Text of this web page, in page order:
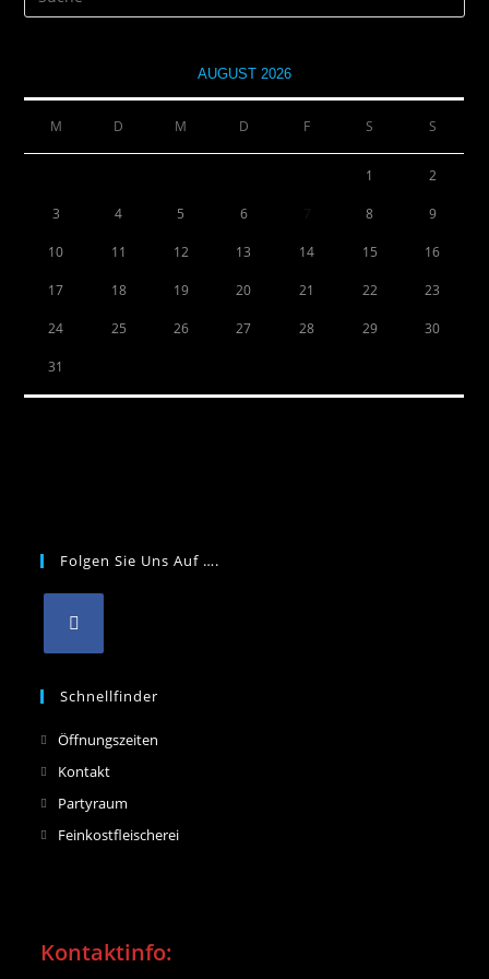
AUGUST 2026
M D M D F S S
1 2
3 4 5 6 8 9
10 11 12 13 14 15 16
17 18 19 20 21 22 23
24 25 26 27 28 29 30
31
Folgen Sie Uns Auf ….
Schnellfinder
Öffnungszeiten
tab
KontaktOpens
in
a
Partyraum
in
FeinkostfleischereiOpens
Kontaktinfo: